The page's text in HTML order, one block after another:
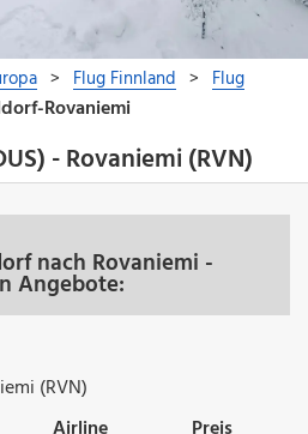
- Rovaniemi (RVN)
nach Rovaniemi -
Angebote:
(RVN)